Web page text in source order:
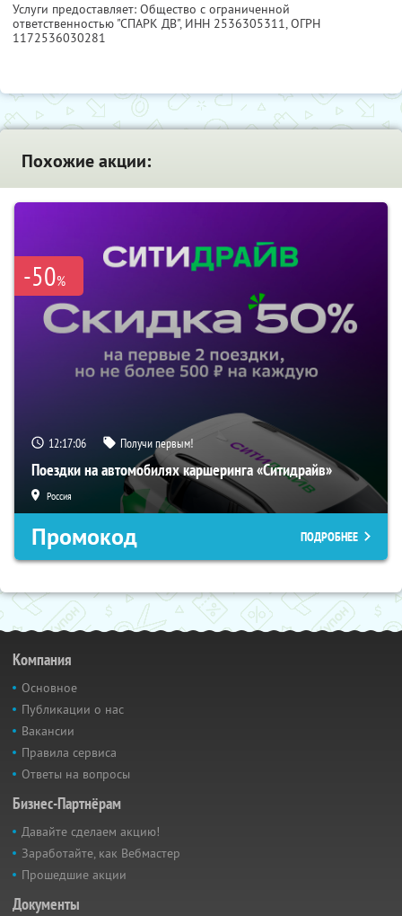
Услуги предоставляет: Общество с ограниченной
ответственностью "СПАРК ДВ", ИНН 2536305311, ОГРН
1172536030281
Похожие акции:
-50%
12:17:06 Получи первым!
Поездки на автомобилях каршеринга «Ситидрайв»
Россия
Промокод ПОДРОБНЕЕ
Компания
Основное
Публикации о нас
Вакансии
Правила сервиса
Ответы на вопросы
Бизнес-Партнёрам
Давайте сделаем акцию!
Заработайте, как Вебмастер
Прошедшие акции
Документы